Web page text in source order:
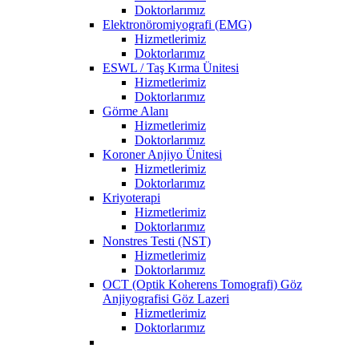
Doktorlarımız
Elektronöromiyografi (EMG)
Hizmetlerimiz
Doktorlarımız
ESWL / Taş Kırma Ünitesi
Hizmetlerimiz
Doktorlarımız
Görme Alanı
Hizmetlerimiz
Doktorlarımız
Koroner Anjiyo Ünitesi
Hizmetlerimiz
Doktorlarımız
Kriyoterapi
Hizmetlerimiz
Doktorlarımız
Nonstres Testi (NST)
Hizmetlerimiz
Doktorlarımız
OCT (Optik Koherens Tomografi) Göz
Anjiyografisi Göz Lazeri
Hizmetlerimiz
Doktorlarımız